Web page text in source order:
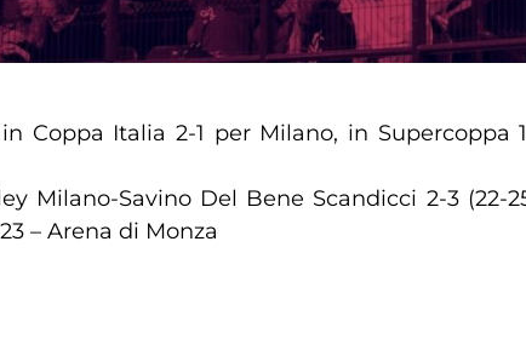
Coppa Italia 2-1 per Milano, in
Milano-Savino Del Bene Scandicci 2-3 (22-
– Arena di Monza